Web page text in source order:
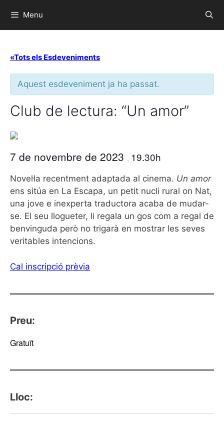
Menu
«Tots els Esdeveniments
Aquest esdeveniment ja ha passat.
Club de lectura: “Un amor”
7 de novembre de 2023 , 19.30h
Novel·la recentment adaptada al cinema. Un amor
ens sitúa en La Escapa, un petit nucli rural on Nat,
una jove e inexperta traductora acaba de mudar-
se. El seu llogueter, li regala un gos com a regal de
benvinguda però no trigarà en mostrar les seves
veritables intencions.
Cal inscripció prèvia
Preu:
Gratuït
Lloc: